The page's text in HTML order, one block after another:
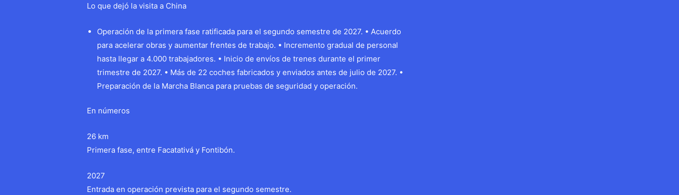
Lo que dejó la visita a China
Operación de la primera fase ratificada para el segundo semestre de 2027. • Acuerdo
para acelerar obras y aumentar frentes de trabajo. • Incremento gradual de personal
hasta llegar a 4.000 trabajadores. • Inicio de envíos de trenes durante el primer
trimestre de 2027. • Más de 22 coches fabricados y enviados antes de julio de 2027. •
Preparación de la Marcha Blanca para pruebas de seguridad y operación.
En números
26 km
Primera fase, entre Facatativá y Fontibón.
2027
Entrada en operación prevista para el segundo semestre.